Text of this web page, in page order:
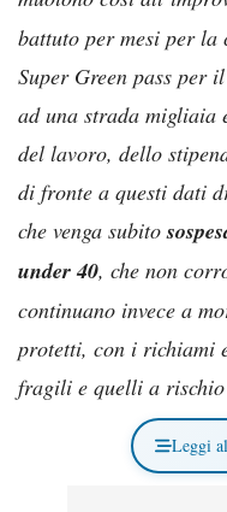
battuto per mesi per la
Super Green pass per
ad una strada migliaia
del lavoro, dello
di fronte a questi dati
che venga subito
under 40, che non
continuano invece a
protetti, con i richiami
fragili e quelli a
Leggi